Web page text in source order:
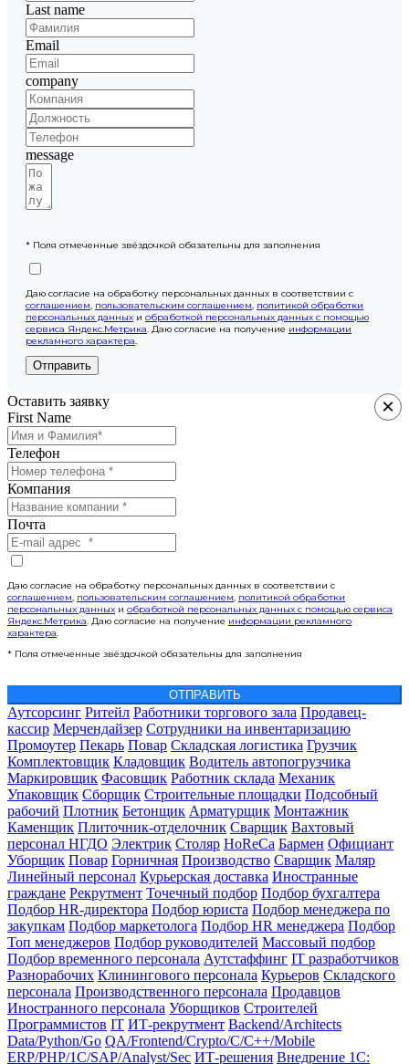
Last name
Email
company
message
* Поля отмеченные звёздочкой обязательны для заполнения
Даю согласие на обработку персональных данных в соответствии с
соглашением, пользовательским соглашением, политикой обработки
персональных данных и обработкой персональных данных с помощью
сервиса Яндекс.Метрика. Даю согласие на получение информации
рекламного характера.
Отправить
×
Оставить заявку
First Name
Телефон
Компания
Почта
Даю согласие на обработку персональных данных в соответствии с
соглашением, пользовательским соглашением, политикой обработки
персональных данных и обработкой персональных данных с помощью сервиса
Яндекс.Метрика. Даю согласие на получение информации рекламного
характера.
* Поля отмеченные звёздочкой обязательны для заполнения
ОТПРАВИТЬ
Аутсорсинг Ритейл Работники торгового зала Продавец-
кассир Мерчендайзер Сотрудники на инвентаризацию
Промоутер Пекарь Повар Складская логистика Грузчик
Комплектовщик Кладовщик Водитель автопогрузчика
Маркировщик Фасовщик Работник склада Механик
Упаковщик Сборщик Строительные площадки Подсобный
рабочий Плотник Бетонщик Арматурщик Монтажник
Каменщик Плиточник-отделочник Сварщик Вахтовый
персонал НГДО Электрик Столяр HoReCa Бармен Официант
Уборщик Повар Горничная Производство Сварщик Маляр
Линейный персонал Курьерская доставка Иностранные
граждане Рекрутмент Точечный подбор Подбор бухгалтера
Подбор HR-директора Подбор юриста Подбор менеджера по
закупкам Подбор маркетолога Подбор HR менеджера Подбор
Топ менеджеров Подбор руководителей Массовый подбор
Подбор временного персонала Аутстаффинг IT разработчиков
Разнорабочих Клинингового персонала Курьеров Складского
персонала Производственного персонала Продавцов
Иностранного персонала Уборщиков Строителей
Программистов IT ИТ-рекрутмент Backend/Architects
Data/Python/Go QA/Frontend/Crypto/C/C++/Mobile
ERP/PHP/1C/SAP/Analyst/Sec ИТ-решения Внедрение 1С: